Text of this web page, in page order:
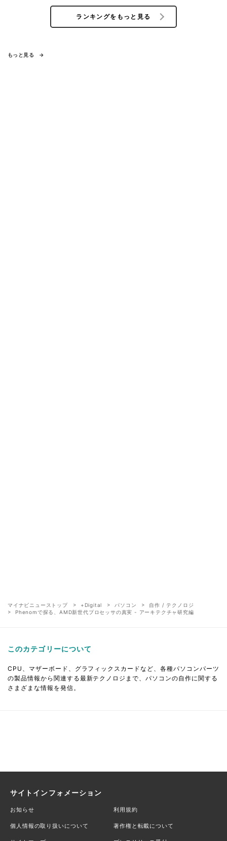
ランキングをもっと見る
もっと見る
マイナビニューストップ +Digital パソコン
自作 / テクノロジ
Phenomで探る、AMD新世代プロセッサの真実 - アーキテクチャ研究編
このカテゴリーについて
CPU、マザーボード、グラフィックスカードなど、各種パソコンパーツ
の製品情報から関連する最新テクノロジまで、パソコンの自作に関する
さまざまな情報を発信。
サイトインフォメーション
お知らせ 利用規約
個人情報の取り扱いについて 著作権と転載について